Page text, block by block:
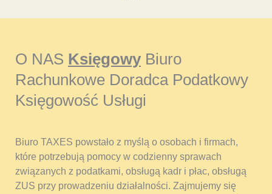
O NAS Księgowy Biuro
Rachunkowe Doradca Podatkowy
Księgowość Usługi
Biuro TAXES powstało z myślą o osobach i firmach,
które potrzebują pomocy w codzienny sprawach
związanych z podatkami, obsługą kadr i płac, obsługą
ZUS przy prowadzeniu działalności. Zajmujemy się